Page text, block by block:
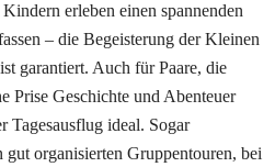
erleben einen spannenden
– die Begeisterung der Kleinen
garantiert. Auch für Paare, die
Prise Geschichte und Abenteuer
Tagesausflug ideal. Sogar
organisierten Gruppentouren, bei